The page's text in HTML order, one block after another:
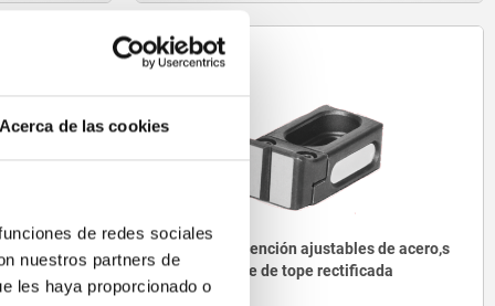
de las cookies
de redes sociales
nuestros partners de
les haya proporcionado o
04470-05
Placas de retención ajustables de acero,s
con superficie de tope rectificada